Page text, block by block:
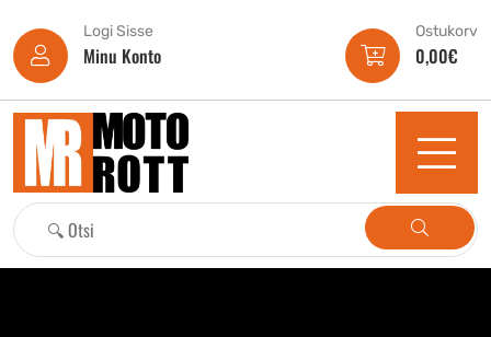
Logi Sisse
Minu Konto
Ostukorv
0,00€